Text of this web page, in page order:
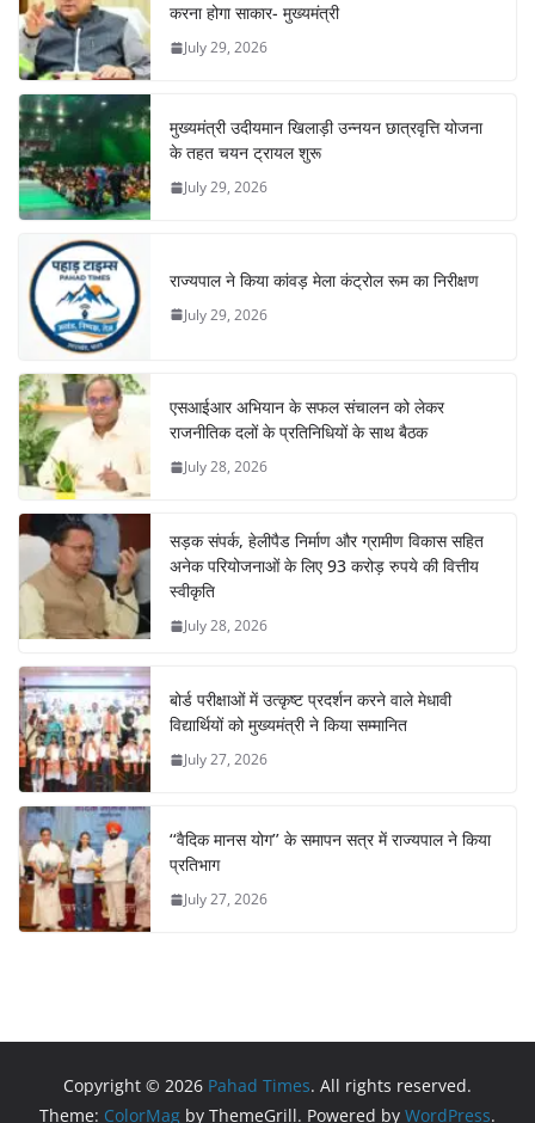
करना होगा साकार- मुख्यमंत्री
July 29, 2026
मुख्यमंत्री उदीयमान खिलाड़ी उन्नयन छात्रवृत्ति योजना
के तहत चयन ट्रायल शुरू
July 29, 2026
राज्यपाल ने किया कांवड़ मेला कंट्रोल रूम का निरीक्षण
July 29, 2026
एसआईआर अभियान के सफल संचालन को लेकर
राजनीतिक दलों के प्रतिनिधियों के साथ बैठक
July 28, 2026
सड़क संपर्क, हेलीपैड निर्माण और ग्रामीण विकास सहित
अनेक परियोजनाओं के लिए 93 करोड़ रुपये की वित्तीय
स्वीकृति
July 28, 2026
बोर्ड परीक्षाओं में उत्कृष्ट प्रदर्शन करने वाले मेधावी
विद्यार्थियों को मुख्यमंत्री ने किया सम्मानित
July 27, 2026
‘‘वैदिक मानस योग’’ के समापन सत्र में राज्यपाल ने किया
प्रतिभाग
July 27, 2026
Copyright © 2026 Pahad Times. All rights reserved.
Theme: ColorMag by ThemeGrill. Powered by WordPress.